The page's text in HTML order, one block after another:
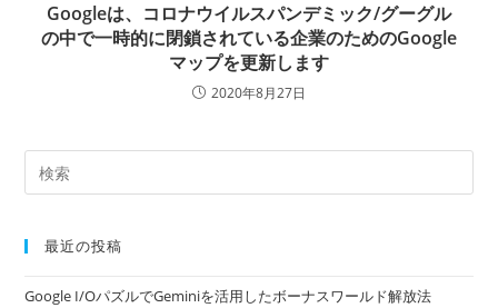
Googleは、コロナウイルスパンデミック/グーグル
の中で一時的に閉鎖されている企業のためのGoogle
マップを更新します
2020年8月27日
最近の投稿
Google I/OパズルでGeminiを活用したボーナスワールド解放法